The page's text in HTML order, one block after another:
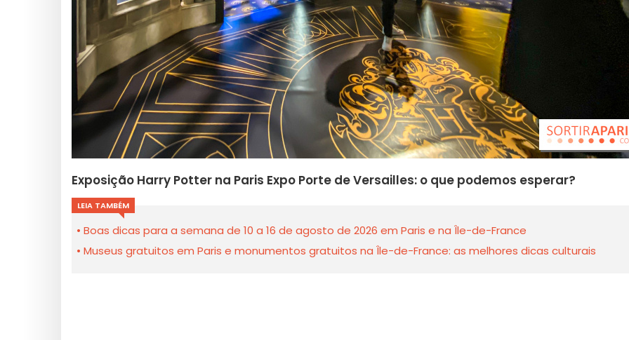
Exposição Harry Potter na Paris Expo Porte de Versailles: o que podemos esperar?
LEIA TAMBÉM
Boas dicas para a semana de 10 a 16 de agosto de 2026 em Paris e na Île-de-France
Museus gratuitos em Paris e monumentos gratuitos na Île-de-France: as melhores dicas culturais